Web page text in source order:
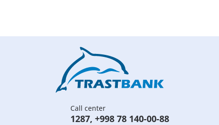
Call center
1287, +998 78 140-00-88